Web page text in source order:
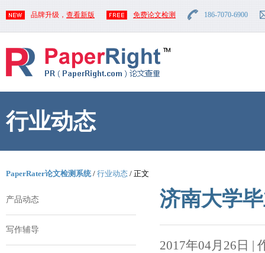
品牌升级， 查看新版 免费论文检测 186-7070-6900
行业动态
PaperRater论文检测系统/ 行业动态 / 正文
产品动态
写作辅导
济南大学
2017年04月26日 |